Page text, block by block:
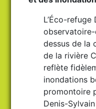
L’Éco-
dessus de la
de la rivière
reflète
inondations
promontoire
Denis-